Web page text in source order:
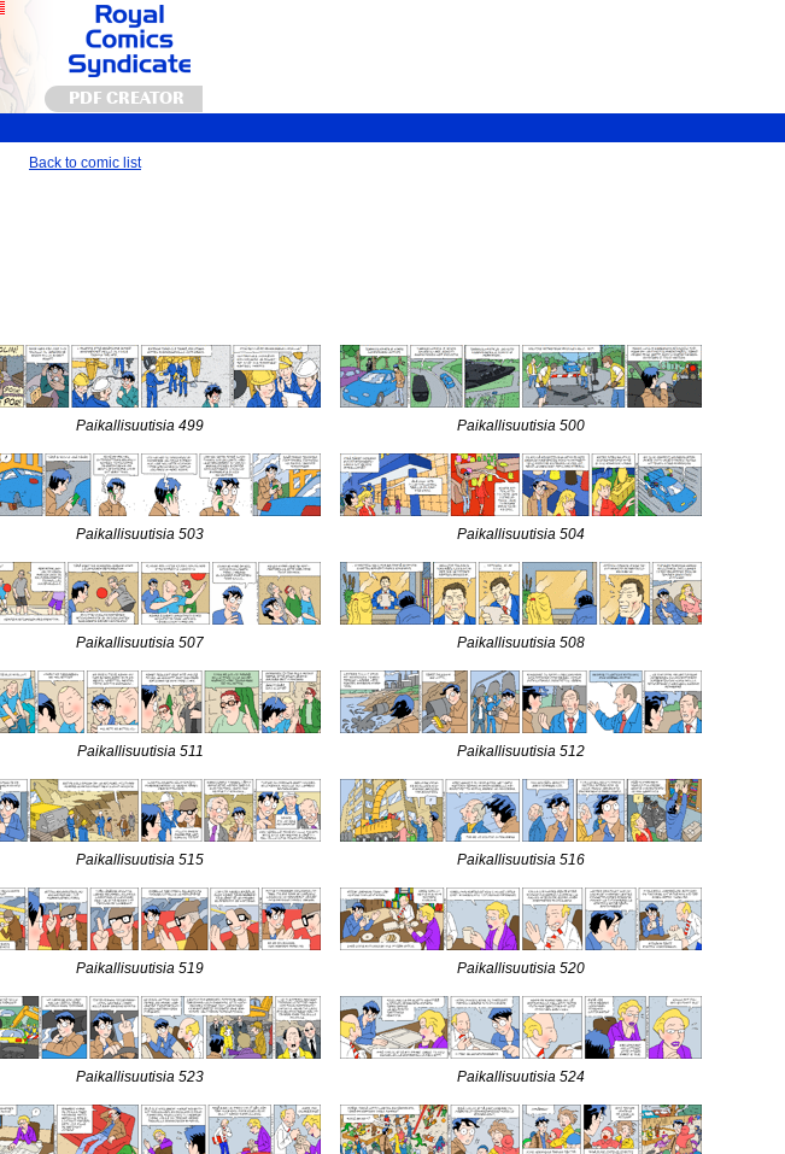
PDF CREATOR
Back to comic list
Paikallisuutisia 499 Paikallisuutisia 500
Paikallisuutisia 503 Paikallisuutisia 504
Paikallisuutisia 507 Paikallisuutisia 508
Paikallisuutisia 511 Paikallisuutisia 512
Paikallisuutisia 515 Paikallisuutisia 516
Paikallisuutisia 519 Paikallisuutisia 520
Paikallisuutisia 523 Paikallisuutisia 524